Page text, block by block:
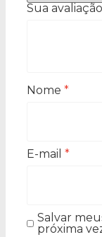
Sua
Nome *
E-mail *
Salvar
próxima